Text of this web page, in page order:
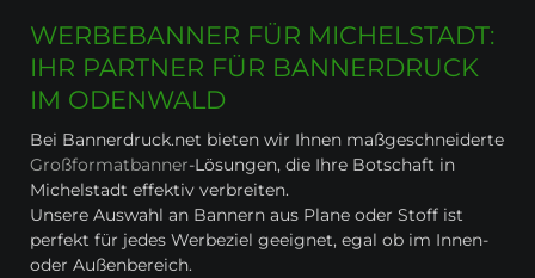
WERBEBANNER FÜR MICHELSTADT:
IHR PARTNER FÜR BANNERDRUCK
IM ODENWALD
Bei Bannerdruck.net bieten wir Ihnen maßgeschneiderte
Großformatbanner-Lösungen, die Ihre Botschaft in
Michelstadt effektiv verbreiten.
Unsere Auswahl an Bannern aus Plane oder Stoff ist
perfekt für jedes Werbeziel geeignet, egal ob im Innen-
oder Außenbereich.